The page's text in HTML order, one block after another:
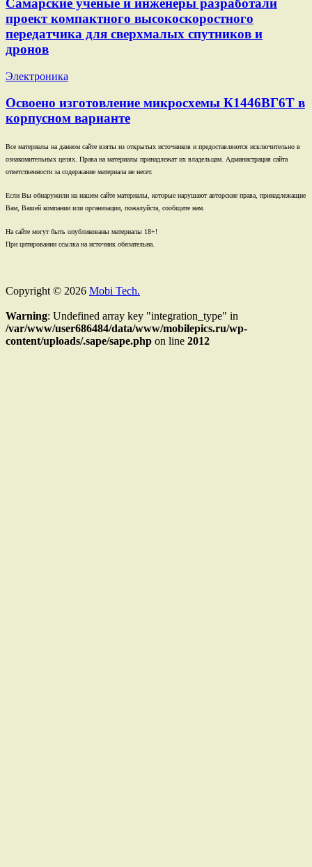
Самарские ученые и инженеры разработали
проект компактного высокоскоростного
передатчика для сверхмалых спутников и
дронов
Электроника
Освоено изготовление микросхемы К1446ВГ6Т в
корпусном варианте
Все материалы на данном сайте взяты из открытых источников и предоставляются исключительно в
ознакомительных целях. Права на материалы принадлежат их владельцам. Администрация сайта
ответственности за содержание материала не несет.
Если Вы обнаружили на нашем сайте материалы, которые нарушают авторские права, принадлежащие
Вам, Вашей компании или организации, пожалуйста, сообщите нам.
На сайте могут быть опубликованы материалы 18+!
При цитировании ссылка на источник обязательна.
Copyright © 2026 Mobi Tech.
Warning: Undefined array key "integration_type" in
/var/www/user686484/data/www/mobilepics.ru/wp-
content/uploads/.sape/sape.php on line 2012